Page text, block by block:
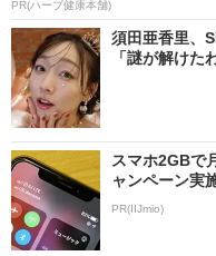
PR(ハーブ健康本舗)
須田亜香里、
「謎が解けた
スマホ2GBで
ャンペーン実
PR(IIJmio)